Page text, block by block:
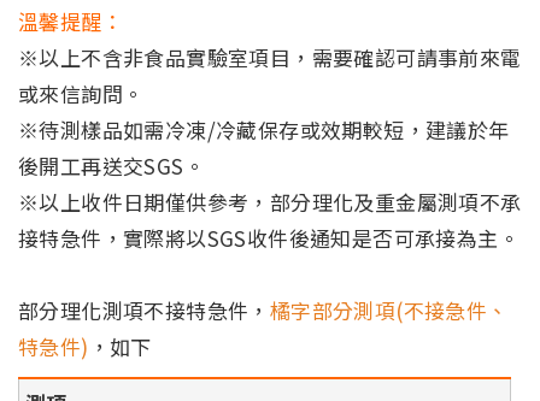
溫馨提醒：
※以上不含非食品實驗室項目，需要確認可請事前來電
或來信詢問。
※待測樣品如需冷凍/冷藏保存或效期較短，建議於年
後開工再送交SGS。
※以上收件日期僅供參考，部分理化及重金屬測項不承
接特急件，實際將以SGS收件後通知是否可承接為主。
部分理化測項不接特急件， 橘字部分測項(不接急件、
特急件) ，如下